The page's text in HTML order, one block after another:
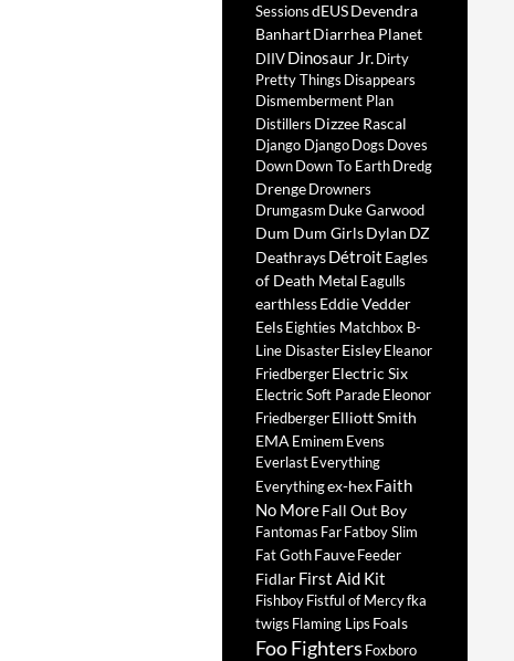
SessionsdEUSDevendra
BanhartDiarrhea Planet
DIIVDinosaur Jr.Dirty
Pretty Things Disappears
Dismemberment Plan
Distillers Dizzee Rascal
Django DjangoDogs Doves
DownDown To EarthDredg
DrengeDrowners
Drumgasm Duke Garwood
Dum Dum GirlsDylan DZ
DeathraysDétroit Eagles
of Death Metal Eagulls
earthlessEddie Vedder
EelsEighties Matchbox B-
Line DisasterEisleyEleanor
FriedbergerElectric Six
Electric Soft ParadeEleonor
FriedbergerElliott Smith
EMA Eminem Evens
EverlastEverything
Everythingex-hexFaith
No MoreFall Out Boy
Fantomas FarFatboy Slim
Fat GothFauveFeeder
FidlarFirst Aid Kit
FishboyFistful of Mercyfka
twigs Flaming Lips Foals
Foo Fighters Foxboro